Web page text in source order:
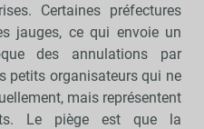
Certaines préfectures
jauges, ce qui envoie un
des annulations par
petits organisateurs qui ne
mais représentent
Le piège est que la